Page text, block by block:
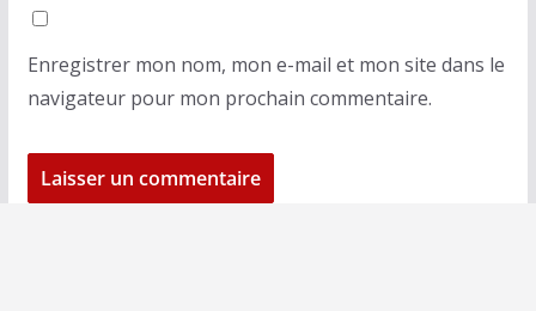
Enregistrer mon nom, mon e-mail et mon site dans le
navigateur pour mon prochain commentaire.